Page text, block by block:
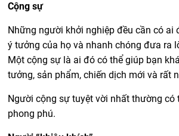
Cộng sự
Những người khởi nghiệp đều cần có ai
ý tưởng của họ và nhanh chóng đưa ra
Một cộng sự là ai đó có thể giúp bạn
tưởng, sản phẩm, chiến dịch mới và rất
Người cộng sự tuyệt vời nhất thường có
phong phú.